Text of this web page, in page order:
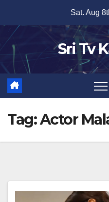
content
Sat. Aug
Sri Tv
Tag:Actor